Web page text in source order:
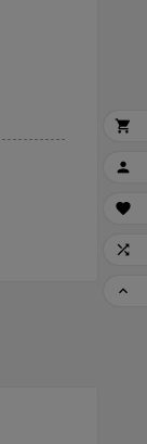




